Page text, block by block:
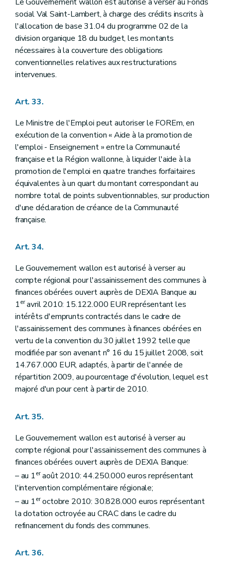
social Val Saint-Lambert, à charge des crédits inscrits à
l'allocation de base 31.04 du programme 02 de la
division organique 18 du budget, les montants
nécessaires à la couverture des obligations
conventionnelles relatives aux restructurations
intervenues.
Art. 33.
Le Ministre de l'Emploi peut autoriser le FOREm, en
exécution de la convention « Aide à la promotion de
l'emploi - Enseignement » entre la Communauté
française et la Région wallonne, à liquider l'aide à la
promotion de l'emploi en quatre tranches forfaitaires
équivalentes à un quart du montant correspondant au
nombre total de points subventionnables, sur production
d'une déclaration de créance de la Communauté
française.
Art. 34.
Le Gouvernement wallon est autorisé à verser au
compte régional pour l'assainissement des communes à
finances obérées ouvert auprès de DEXIA Banque au
1eravril 2010: 15.122.000 EUR représentant les
intérêts d'emprunts contractés dans le cadre de
l'assainissement des communes à finances obérées en
vertu de la convention du 30 juillet 1992 telle que
modifiée par son avenant n° 16 du 15 juillet 2008, soit
14.767.000 EUR, adaptés, à partir de l'année de
répartition 2009, au pourcentage d'évolution, lequel est
majoré d'un pour cent à partir de 2010.
Art. 35.
Le Gouvernement wallon est autorisé à verser au
compte régional pour l'assainissement des communes à
finances obérées ouvert auprès de DEXIA Banque:
– au 1eraoût 2010: 44.250.000 euros représentant
l'intervention complémentaire régionale;
– au 1eroctobre 2010: 30.828.000 euros représentant
la dotation octroyée au CRAC dans le cadre du
refinancement du fonds des communes.
Art. 36.